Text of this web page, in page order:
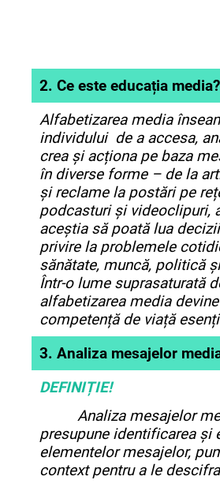
2. Ce este educația media?
Alfabetizarea media
individului de a accesa,
crea și acționa pe baza
în diverse forme – de la
și reclame la postări pe
podcasturi și videoclipuri,
aceștia să poată lua
privire la problemele
sănătate, muncă, politicăși
Într-o lume suprasaturată
alfabetizarea media
competență de viață
3. Analiza mesajelor
DEFINIȚIE!
Analiza mesajelor
presupune identificarea și
elementelor mesajelor,
context pentru a le